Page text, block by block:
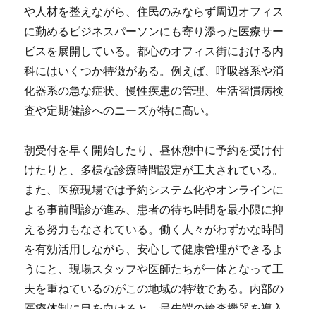
や人材を整えながら、住民のみならず周辺オフィス
に勤めるビジネスパーソンにも寄り添った医療サー
ビスを展開している。都心のオフィス街における内
科にはいくつか特徴がある。例えば、呼吸器系や消
化器系の急な症状、慢性疾患の管理、生活習慣病検
査や定期健診へのニーズが特に高い。
朝受付を早く開始したり、昼休憩中に予約を受け付
けたりと、多様な診療時間設定が工夫されている。
また、医療現場では予約システム化やオンラインに
よる事前問診が進み、患者の待ち時間を最小限に抑
える努力もなされている。働く人々がわずかな時間
を有効活用しながら、安心して健康管理ができるよ
うにと、現場スタッフや医師たちが一体となって工
夫を重ねているのがこの地域の特徴である。内部の